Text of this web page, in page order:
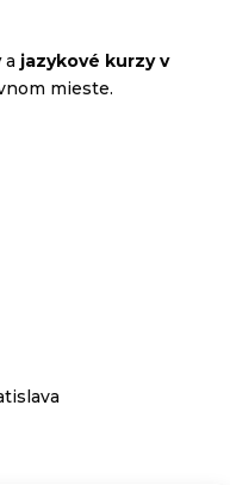
a jazykové kurzy v
mieste.